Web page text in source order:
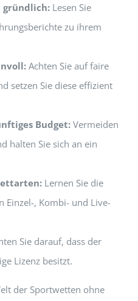
gründlich: Lesen Sie
zu ihrem
Achten Sie auf faire
setzen Sie diese effizient
Budget:Vermeiden
halten Sie sich an ein
Lernen Sie die
Einzel-, Kombi- und Live-
Sie darauf, dass der
Lizenz besitzt.
der Sportwetten ohne